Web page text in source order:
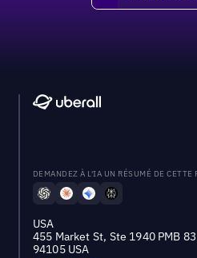
DEMANDEZ À L'IA UN RÉSUMÉ DE CETTE
USA
455 Market St, Ste 1940 PMB
94105 USA